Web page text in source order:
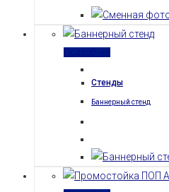
Стенды
Баннерный стенд